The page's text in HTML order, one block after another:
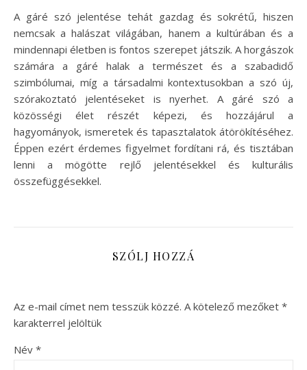
A gáré szó jelentése tehát gazdag és sokrétű, hiszen
nemcsak a halászat világában, hanem a kultúrában és a
mindennapi életben is fontos szerepet játszik. A horgászok
számára a gáré halak a természet és a szabadidő
szimbólumai, míg a társadalmi kontextusokban a szó új,
szórakoztató jelentéseket is nyerhet. A gáré szó a
közösségi élet részét képezi, és hozzájárul a
hagyományok, ismeretek és tapasztalatok átörökítéséhez.
Éppen ezért érdemes figyelmet fordítani rá, és tisztában
lenni a mögötte rejlő jelentésekkel és kulturális
összefüggésekkel.
SZÓLJ HOZZÁ
Az e-mail címet nem tesszük közzé. A kötelező mezőket *
karakterrel jelöltük
Név *